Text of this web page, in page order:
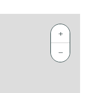
+
−